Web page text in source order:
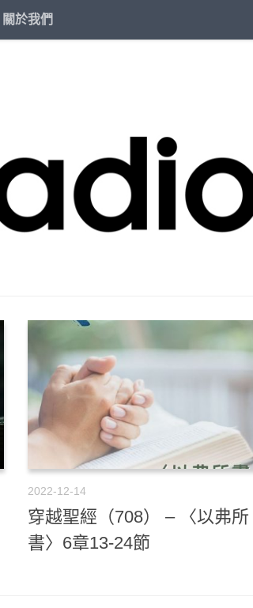
關於我們
2022-12-14
穿越聖經（708） – 〈以弗所
書〉6章13-24節